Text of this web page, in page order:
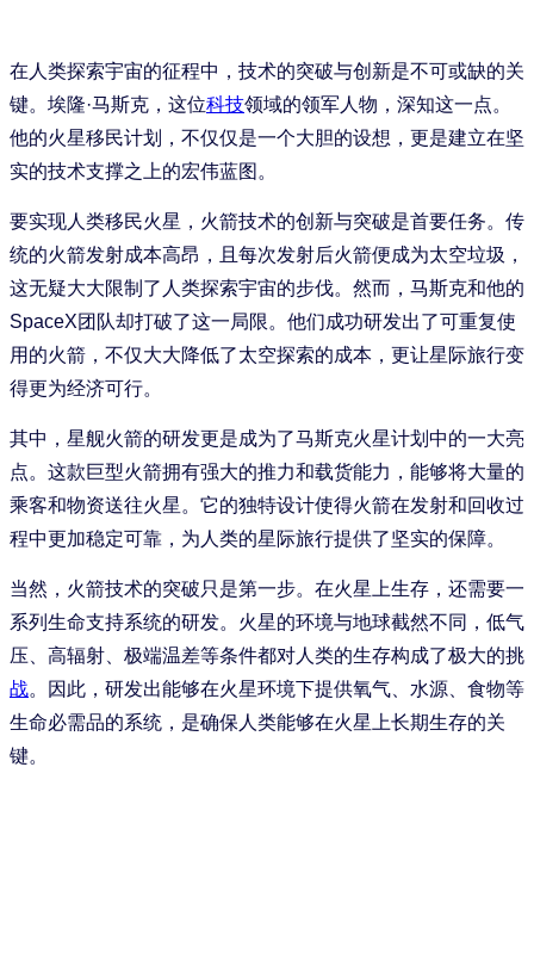
在人类探索宇宙的征程中，技术的突破与创新是不可或缺的关
键。埃隆·马斯克，这位科技领域的领军人物，深知这一点。
他的火星移民计划，不仅仅是一个大胆的设想，更是建立在坚
实的技术支撑之上的宏伟蓝图。
要实现人类移民火星，火箭技术的创新与突破是首要任务。传
统的火箭发射成本高昂，且每次发射后火箭便成为太空垃圾，
这无疑大大限制了人类探索宇宙的步伐。然而，马斯克和他的
SpaceX团队却打破了这一局限。他们成功研发出了可重复使
用的火箭，不仅大大降低了太空探索的成本，更让星际旅行变
得更为经济可行。
其中，星舰火箭的研发更是成为了马斯克火星计划中的一大亮
点。这款巨型火箭拥有强大的推力和载货能力，能够将大量的
乘客和物资送往火星。它的独特设计使得火箭在发射和回收过
程中更加稳定可靠，为人类的星际旅行提供了坚实的保障。
当然，火箭技术的突破只是第一步。在火星上生存，还需要一
系列生命支持系统的研发。火星的环境与地球截然不同，低气
压、高辐射、极端温差等条件都对人类的生存构成了极大的挑
战。因此，研发出能够在火星环境下提供氧气、水源、食物等
生命必需品的系统，是确保人类能够在火星上长期生存的关
键。